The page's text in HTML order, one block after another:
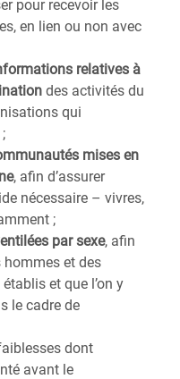
pour recevoir les
en lien ou non avec
relatives à
des activités du
qui
mises en
, afin d’assurer
nécessaire – vivres,
;
par sexe, afin
hommes et des
et que l’on y
le cadre de
dont
avant le